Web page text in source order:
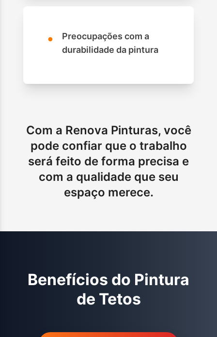
•
Preocupações com a
durabilidade da pintura
Com a Renova Pinturas, você
pode confiar que o trabalho
será feito de forma precisa e
com a qualidade que seu
espaço merece.
Benefícios do Pintura
de Tetos